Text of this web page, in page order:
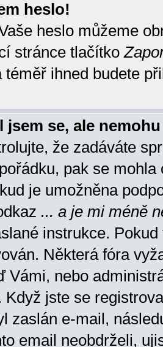
heslo!
heslo můžeme
stránce tlačítko
téměř ihned budete
jsem se, ale
že zadáváte
pak se
je umožněna
... a je mi méně
instrukce.
Některá fóra
Vámi, nebo
Když jste se
zaslán e-mail,
email neobdrželi,